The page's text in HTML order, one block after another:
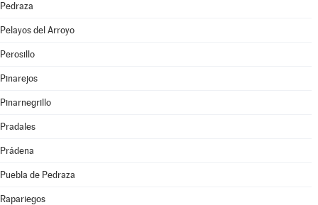
Pedraza
Pelayos del Arroyo
Perosillo
Pinarejos
Pinarnegrillo
Pradales
Prádena
Puebla de Pedraza
Rapariegos